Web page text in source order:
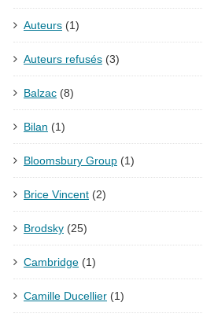
Auteurs (1)
Auteurs refusés (3)
Balzac (8)
Bilan (1)
Bloomsbury Group (1)
Brice Vincent (2)
Brodsky (25)
Cambridge (1)
Camille Ducellier (1)